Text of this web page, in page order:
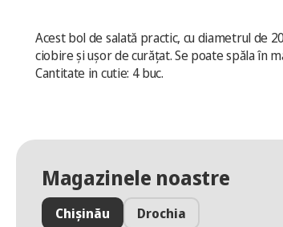
Acest bol de salată practic, cu diametrul de
ciobire și ușor de curățat. Se poate spăla în
Cantitate in cutie: 4 buc.
Magazinele noastre
Chișinău Drochia